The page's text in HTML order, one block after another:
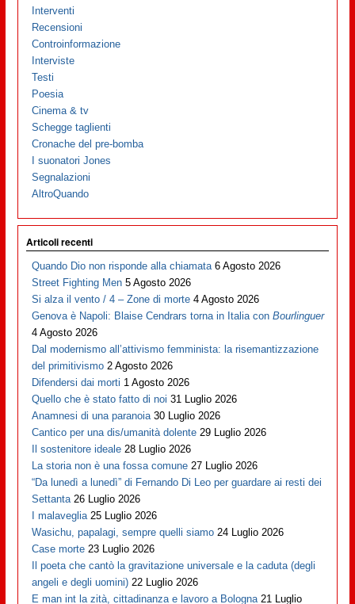
Interventi
Recensioni
Controinformazione
Interviste
Testi
Poesia
Cinema & tv
Schegge taglienti
Cronache del pre-bomba
I suonatori Jones
Segnalazioni
AltroQuando
Articoli recenti
Quando Dio non risponde alla chiamata 6 Agosto 2026
Street Fighting Men 5 Agosto 2026
Si alza il vento / 4 – Zone di morte 4 Agosto 2026
Genova è Napoli: Blaise Cendrars torna in Italia conBourlinguer
4 Agosto 2026
Dal modernismo all’attivismo femminista: la risemantizzazione
del primitivismo 2 Agosto 2026
Difendersi dai morti 1 Agosto 2026
Quello che è stato fatto di noi 31 Luglio 2026
Anamnesi di una paranoia 30 Luglio 2026
Cantico per una dis/umanità dolente 29 Luglio 2026
Il sostenitore ideale 28 Luglio 2026
La storia non è una fossa comune 27 Luglio 2026
“Da lunedì a lunedì” di Fernando Di Leo per guardare ai resti dei
Settanta 26 Luglio 2026
I malaveglia 25 Luglio 2026
Wasichu, papalagi, sempre quelli siamo 24 Luglio 2026
Case morte 23 Luglio 2026
Il poeta che cantò la gravitazione universale e la caduta (degli
angeli e degli uomini) 22 Luglio 2026
E man int la zità, cittadinanza e lavoro a Bologna 21 Luglio